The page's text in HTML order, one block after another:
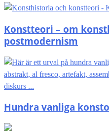
Konstteori – om
postmodernism
Hundra vanliga